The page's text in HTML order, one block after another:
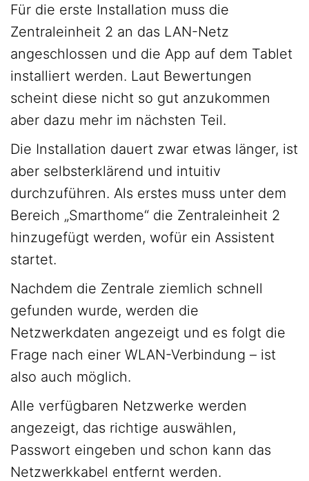
Für die erste Installation muss die
Zentraleinheit 2 an das LAN-Netz
angeschlossen und die App auf dem Tablet
installiert werden. Laut Bewertungen
scheint diese nicht so gut anzukommen
aber dazu mehr im nächsten Teil.
Die Installation dauert zwar etwas länger, ist
aber selbsterklärend und intuitiv
durchzuführen. Als erstes muss unter dem
Bereich „Smarthome“ die Zentraleinheit 2
hinzugefügt werden, wofür ein Assistent
startet.
Nachdem die Zentrale ziemlich schnell
gefunden wurde, werden die
Netzwerkdaten angezeigt und es folgt die
Frage nach einer WLAN-Verbindung – ist
also auch möglich.
Alle verfügbaren Netzwerke werden
angezeigt, das richtige auswählen,
Passwort eingeben und schon kann das
Netzwerkkabel entfernt werden.